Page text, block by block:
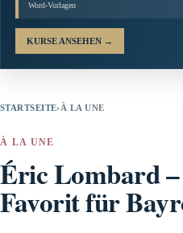
Word-Vorlagen
KURSE ANSEHEN →
STARTSEITE› À LA UNE
À LA UNE
Éric Lombard
Favorit für